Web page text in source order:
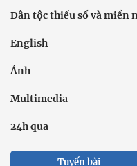
Dân tộc thiểu số và miền
English
Ảnh
Multimedia
24h qua
Tuyến bài